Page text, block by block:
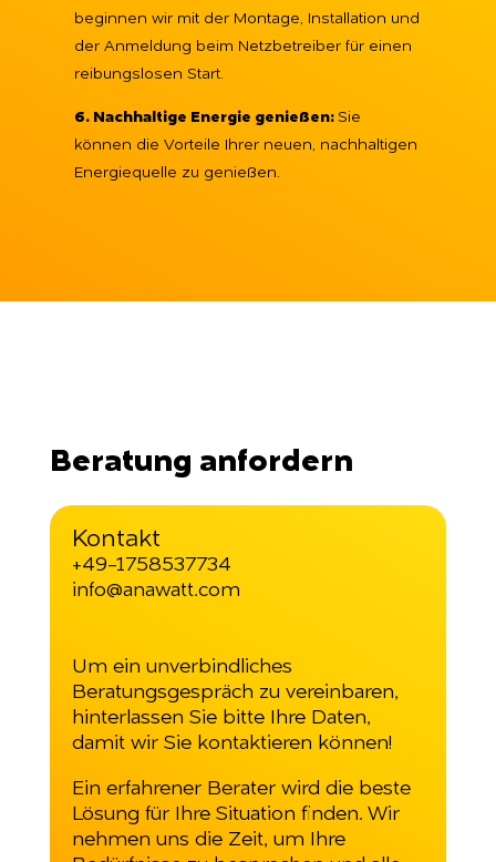
beginnen wir mit der Montage, Installation und
der Anmeldung beim Netzbetreiber für einen
reibungslosen Start.
6. Nachhaltige Energie genießen:Sie
können die Vorteile Ihrer neuen, nachhaltigen
Energiequelle zu genießen.
Beratung anfordern
Kontakt
+49-1758537734
info@anawatt.com
Um ein unverbindliches
Beratungsgespräch zu vereinbaren,
hinterlassen Sie bitte Ihre Daten,
damit wir Sie kontaktieren können!
Ein erfahrener Berater wird die beste
Lösung für Ihre Situation finden. Wir
nehmen uns die Zeit, um Ihre